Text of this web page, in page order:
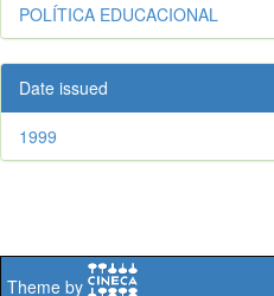
POLÍTICA EDUCACIONAL
Date issued
1999
Theme by